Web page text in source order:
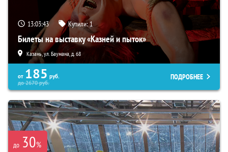
13:03:42 Купили:1
Билеты на выставку «Казней и пыток»
Казань, ул. Баумана, д. 68
от 185 руб.
до2670руб.
ПОДРОБНЕЕ
до 30%